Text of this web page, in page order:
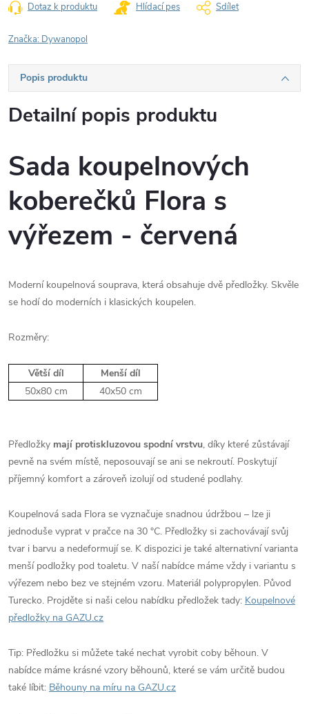
Dotaz k produktu Hlídací pes Sdílet
Značka: Dywanopol
Popis produktu
Detailní popis produktu
Sada koupelnových
koberečků Flora s
výřezem - červená
Moderní koupelnová souprava, která obsahuje dvě předložky. Skvěle
se hodí do moderních i klasických koupelen.
Rozměry:
Větší díl
Menší díl
50x80 cm
40x50 cm
Předložky mají protiskluzovou spodní vrstvu, díky které zůstávají
pevně na svém místě, neposouvají se ani se nekroutí. Poskytují
příjemný komfort a zároveň izolují od studené podlahy.
Koupelnová sada Flora se vyznačuje snadnou údržbou – lze ji
jednoduše vyprat v pračce na 30 °C. Předložky si zachovávají svůj
tvar i barvu a nedeformují se. K dispozici je také alternativní varianta
menší podložky pod toaletu. V naší nabídce máme vždy i variantu s
výřezem nebo bez ve stejném vzoru. Materiál polypropylen. Původ
Turecko. Projděte si naši celou nabídku předložek tady: Koupelnové
předložky na GAZU.cz
Tip: Předložku si můžete také nechat vyrobit coby běhoun. V
nabídce máme krásné vzory běhounů, které se vám určitě budou
také líbit: Běhouny na míru na GAZU.cz